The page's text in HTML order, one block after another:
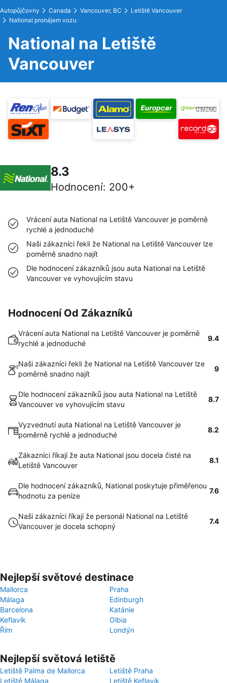
Autopůjčovny Canada Vancouver, BC
Letiště Vancouver
National pronájem vozu
National na Letiště
Vancouver
8.3
Hodnocení: 200+
Vrácení auta National na Letiště Vancouver je poměrně
rychlé a jednoduché
Naši zákazníci řekli že National na Letiště Vancouver lze
poměrně snadno najít
Dle hodnocení zákazníků jsou auta National na Letiště
Vancouver ve vyhovujícím stavu
Hodnocení Od Zákazníků
Vrácení auta National na Letiště Vancouver je poměrně
rychlé a jednoduché
9.4
Naši zákazníci řekli že National na Letiště Vancouver lze
poměrně snadno najít
9
Dle hodnocení zákazníků jsou auta National na Letiště
Vancouver ve vyhovujícím stavu
8.7
Vyzvednutí auta National na Letiště Vancouver je
poměrně rychlé a jednoduché
8.2
Zákazníci říkají že auta National jsou docela čisté na
Letiště Vancouver
8.1
Dle hodnocení zákazníků, National poskytuje přiměřenou
hodnotu za peníze
7.6
Naši zákazníci říkají že personál National na Letiště
Vancouver je docela schopný
7.4
Nejlepší světové destinace
Mallorca
Praha
Málaga
Edinburgh
Barcelona
Katánie
Keflavík
Olbia
Řím
Londýn
Nejlepší světová letiště
Letiště Palma de Mallorca
Letiště Praha
Letiště Málaga
Letiště Keflavík